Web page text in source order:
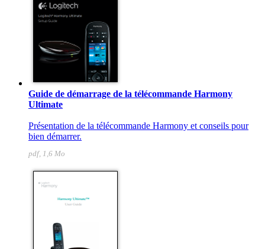
Guide de démarrage de la télécommande Harmony
Ultimate
Présentation de la télécommande Harmony et conseils pour
bien démarrer.
pdf, 1,6 Mo